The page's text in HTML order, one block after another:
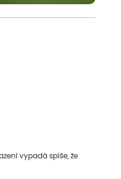
vypadá spíše, že